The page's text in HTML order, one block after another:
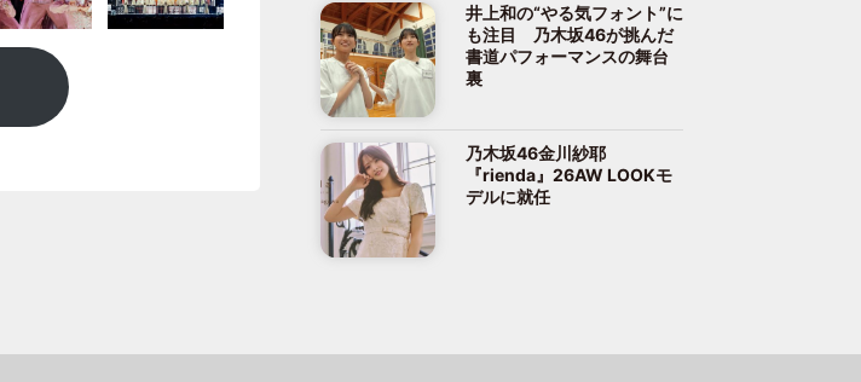
井上和の“やる気フォント”に
も注目 乃木坂46が挑んだ
書道パフォーマンスの舞台
裏
乃木坂46金川紗耶
『rienda』26AW LOOKモ
デルに就任